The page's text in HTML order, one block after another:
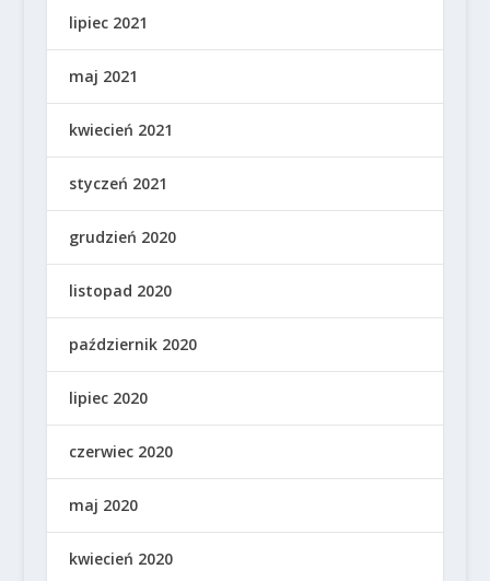
lipiec 2021
maj 2021
kwiecień 2021
styczeń 2021
grudzień 2020
listopad 2020
październik 2020
lipiec 2020
czerwiec 2020
maj 2020
kwiecień 2020